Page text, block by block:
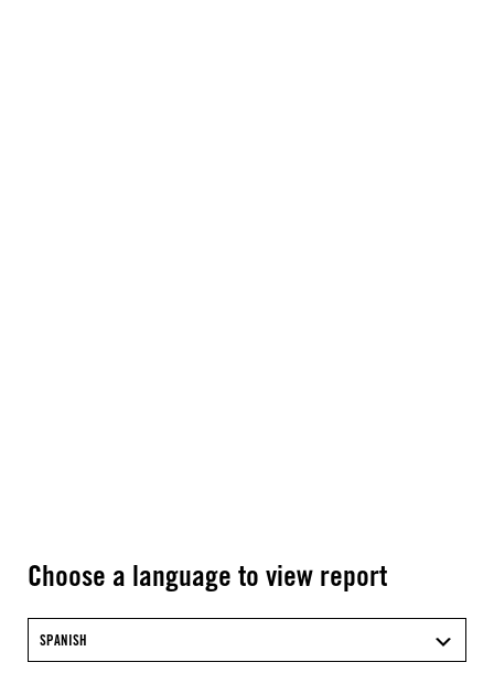
Choose a language to view report
SPANISH